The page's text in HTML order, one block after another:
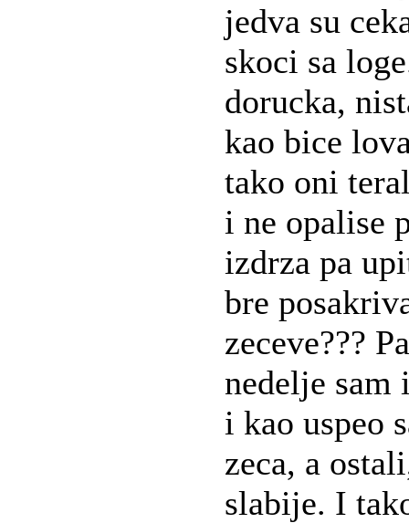
jedva su
skoci sa
dorucka,
kao bice
tako oni
i ne opalise
izdrza pa
bre
zeceve???
nedelje sam
i kao uspeo
zeca, a
slabije. I